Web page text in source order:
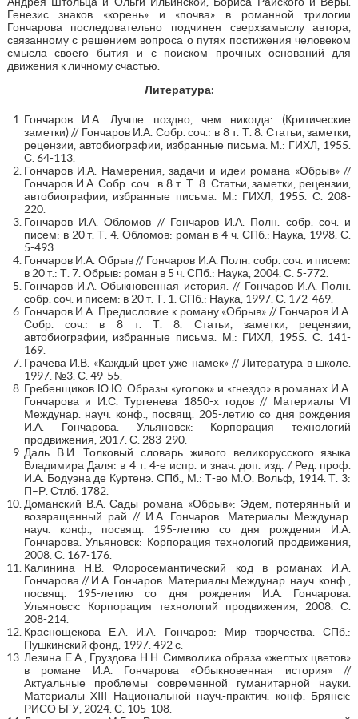
Генезис знаков «корень» и «почва» в романной трилогии
Гончарова последовательно подчинен сверхзамыслу автора,
связанному с решением вопроса о путях постижения человеком
смысла своего бытия и с поиском прочных оснований для
движения к личному счастью.
Литература:
Гончаров И.А. Лучше поздно, чем никогда: (Критические
заметки) // Гончаров И.А. Собр. соч.: в 8 т. Т. 8. Статьи, заметки,
рецензии, автобиографии, избранные письма. М.: ГИХЛ, 1955.
С. 64-113.
Гончаров И.А. Намерения, задачи и идеи романа «Обрыв» //
Гончаров И.А. Собр. соч.: в 8 т. Т. 8. Статьи, заметки, рецензии,
автобиографии, избранные письма. М.: ГИХЛ, 1955. С. 208-
220.
Гончаров И.А. Обломов // Гончаров И.А. Полн. собр. соч. и
писем: в 20 т. Т. 4. Обломов: роман в 4 ч. СПб.: Наука, 1998. С.
5-493.
Гончаров И.А. Обрыв // Гончаров И.А. Полн. собр. соч. и писем:
в 20 т.: Т. 7. Обрыв: роман в 5 ч. СПб.: Наука, 2004. С. 5-772.
Гончаров И.А. Обыкновенная история. // Гончаров И.А. Полн.
собр. соч. и писем: в 20 т. Т. 1. СПб.: Наука, 1997. С. 172-469.
Гончаров И.А. Предисловие к роману «Обрыв» // Гончаров И.А.
Собр. соч.: в 8 т. Т. 8. Статьи, заметки, рецензии,
автобиографии, избранные письма. М.: ГИХЛ, 1955. С. 141-
169.
Грачева И.В. «Каждый цвет уже намек» // Литература в школе.
1997. №3. С. 49-55.
Гребенщиков Ю.Ю. Образы «уголок» и «гнездо» в романах И.А.
Гончарова и И.С. Тургенева 1850-х годов // Материалы VI
Междунар. науч. конф., посвящ. 205-летию со дня рождения
И.А. Гончарова. Ульяновск: Корпорация технологий
продвижения, 2017. С. 283-290.
Даль В.И. Толковый словарь живого великорусского языка
Владимира Даля: в 4 т. 4-е испр. и знач. доп. изд. / Ред. проф.
И.А. Бодуэна де Куртенэ. СПб., М.: Т-во М.О. Вольф, 1914. Т. 3:
П–Р. Стлб. 1782.
Доманский В.А. Сады романа «Обрыв»: Эдем, потерянный и
возвращенный рай // И.А. Гончаров: Материалы Междунар.
науч. конф., посвящ. 195-летию со дня рождения И.А.
Гончарова. Ульяновск: Корпорация технологий продвижения,
2008. С. 167-176.
Калинина Н.В. Флоросемантический код в романах И.А.
Гончарова // И.А. Гончаров: Материалы Междунар. науч. конф.,
посвящ. 195-летию со дня рождения И.А. Гончарова.
Ульяновск: Корпорация технологий продвижения, 2008. С.
208-214.
Краснощекова Е.А. И.А. Гончаров: Мир творчества. СПб.:
Пушкинский фонд, 1997. 492 с.
Лезина Е.А., Груздова Н.Н. Символика образа «желтых цветов»
в романе И.А. Гончарова «Обыкновенная история» //
Актуальные проблемы современной гуманитарной науки.
Материалы XIII Национальной науч.-практич. конф. Брянск:
РИСО БГУ, 2024. С. 105-108.